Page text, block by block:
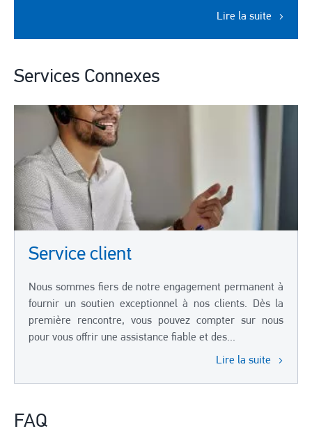
Lire la suite
Services Connexes
Service client
Nous sommes fiers de notre engagement permanent à
fournir un soutien exceptionnel à nos clients. Dès la
première rencontre, vous pouvez compter sur nous
pour vous offrir une assistance fiable et des...
Lire la suite
FAQ